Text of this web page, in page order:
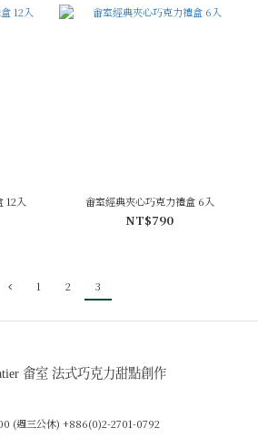
12入 畬室經典夾心巧克力禮盒 6入
NT$790
1 2 3
畬室 法式巧克力甜點創作
(週三公休) +886(0)2-2701-0792